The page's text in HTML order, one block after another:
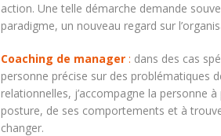
action. Une telle démarche demande
paradigme, un nouveau regard sur
Coaching de manager : dans des cas
personne précise sur des problématiques
relationnelles, j’accompagne la personne
posture, de ses comportements et à
changer.